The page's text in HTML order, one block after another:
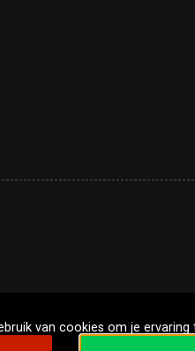
van cookies om je ervaring